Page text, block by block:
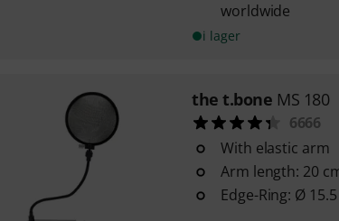
worldwide
i lager
the t.bone MS 180
6666
With elastic arm
Arm length: 20
Edge-Ring: Ø